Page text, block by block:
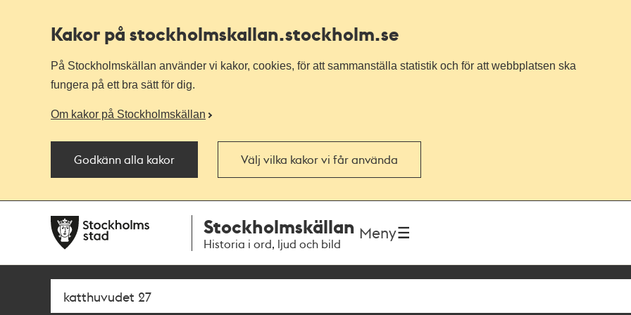
Kakor på stockholmskallan.stockholm.se
På Stockholmskällan använder vi kakor, cookies, för att sammanställa statistik och för att webbplatsen ska
fungera på ett bra sätt för dig.
Om kakor på Stockholmskällan
Godkänn alla kakor Välj vilka kakor vi får använda
navigationen
huvudinnehållet
Stockholmskällan
Historia i ord, ljud och bild
Meny
Sök